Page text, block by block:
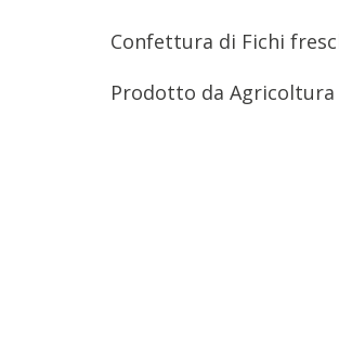
Confettura di Fichi
Prodotto da Agricoltura